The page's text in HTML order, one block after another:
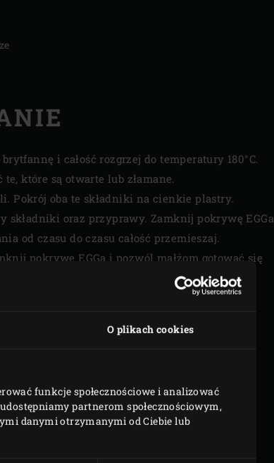
O plikach cookies
funkcje społecznościowe i analizować
partnerom społecznościowym,
danymi otrzymanymi od Ciebie lub
i całość rozgrzej do temperatury 180°C.
które są otwarte lub złamane.
Pokrój oba te składniki na cienkie plastry.
składniki oraz przyprawy. Zamknij pokrywę EGGa
od czasu do czasu całość przemieszaj.
pokrywę EGGa i pozwól małżom gotować się
Podawaj małże z chlebem.